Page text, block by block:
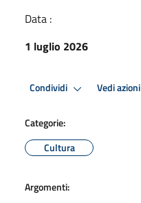
Data :
1 luglio 2026
Condividi Vedi azioni
Categorie:
Cultura
Argomenti: